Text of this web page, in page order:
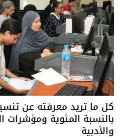
بالنسبة المئوية ومؤشرات
والأدبية